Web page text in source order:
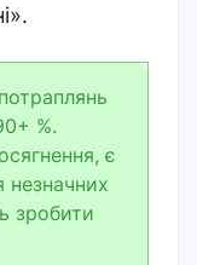
%.
є
незначних
зробити